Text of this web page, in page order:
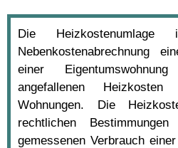
Die
Nebenkostenabrechnung
einer
angefallenen
Wohnungen. Die
rechtlichen
gemessenen Verbrauch